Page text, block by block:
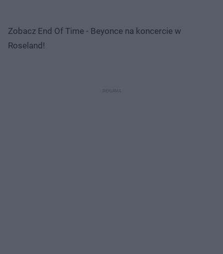
Zobacz End Of Time - Beyonce na koncercie w
Roseland!